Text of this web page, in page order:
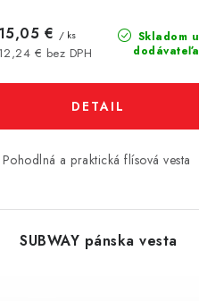
Skladom u
dodávateľa
12,24 € bez DPH
15,05 € / ks
DETAIL
Pohodlná a praktická flísová vesta
SUBWAY pánska vesta